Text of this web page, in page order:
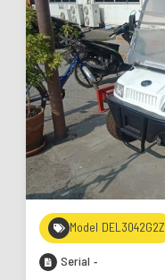
Model DEL3042G2Z
Serial -